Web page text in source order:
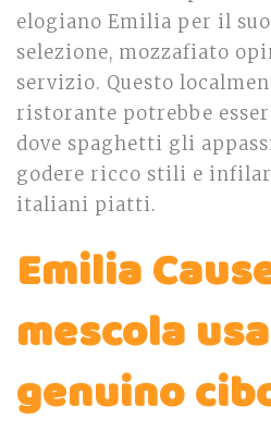
elogiano Emilia per il
selezione, mozzafiato
servizio. Questo
ristorante potrebbe
dove spaghetti gli
godere ricco stili e
italiani piatti.
Emilia
mescola
genuino